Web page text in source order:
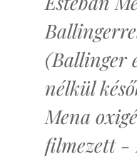
(Ballinger
nélkül
Mena
filmezett -